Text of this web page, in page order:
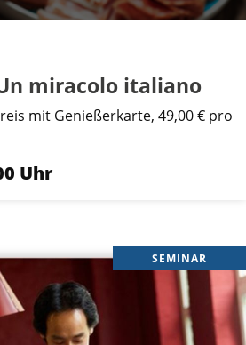
miracolo italiano
mit Genießerkarte, 49,00 € pro
Uhr
SEMINAR